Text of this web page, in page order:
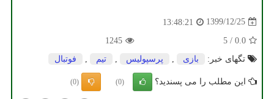
1399/12/25
13:48:21
0.0
/
5
1245
تگهای خبر:
بازی پرسپولیس تیم فوتبال
این مطلب را می پسندید؟ (0)
(0)